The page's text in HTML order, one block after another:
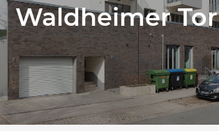
Waldheimer Tor